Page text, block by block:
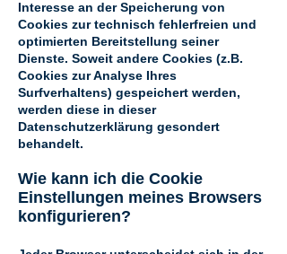
Interesse an der Speicherung von
Cookies zur technisch fehlerfreien und
optimierten Bereitstellung seiner
Dienste. Soweit andere Cookies (z.B.
Cookies zur Analyse Ihres
Surfverhaltens) gespeichert werden,
werden diese in dieser
Datenschutzerklärung gesondert
behandelt.
Wie kann ich die Cookie
Einstellungen meines Browsers
konfigurieren?